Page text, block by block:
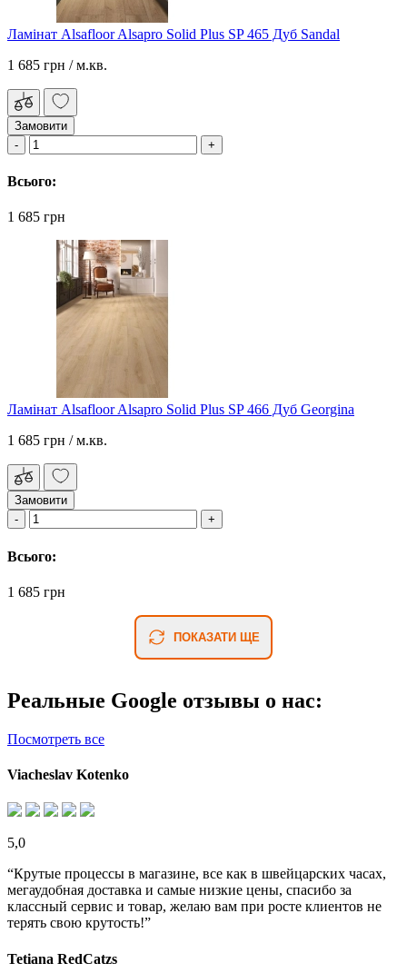
Ламінат Alsafloor Alsapro Solid Plus SP 465 Дуб Sandal
1 685 грн / м.кв.
Замовити
Всього:
1 685 грн
Ламінат Alsafloor Alsapro Solid Plus SP 466 Дуб Georgina
1 685 грн / м.кв.
Замовити
Всього:
1 685 грн
ПОКАЗАТИ ЩЕ
Реальные Google отзывы о нас:
Посмотреть все
Viacheslav Kotenko
5,0
“Крутые процессы в магазине, все как в швейцарских часах,
мегаудобная доставка и самые низкие цены, спасибо за
классный сервис и товар, желаю вам при росте клиентов не
терять свою крутость!”
Tetiana RedCatzs